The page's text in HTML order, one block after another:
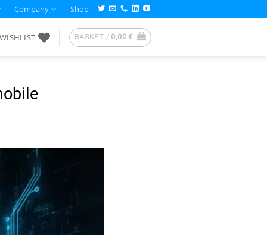
Company Shop
WISHLIST BASKET / 0,00€